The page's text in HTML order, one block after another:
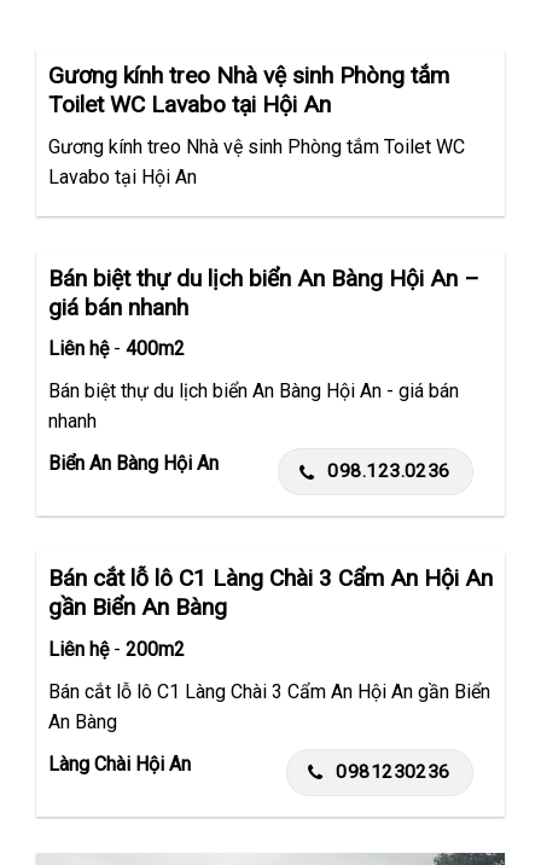
Gương kính treo Nhà vệ sinh Phòng tắm
Toilet WC Lavabo tại Hội An
Gương kính treo Nhà vệ sinh Phòng tắm Toilet WC
Lavabo tại Hội An
Bán biệt thự du lịch biển An Bàng Hội An –
giá bán nhanh
Liên hệ- 400m2
Bán biệt thự du lịch biển An Bàng Hội An - giá bán
nhanh
Biển An Bàng Hội An
098.123.0236
Bán cắt lỗ lô C1 Làng Chài 3 Cẩm An Hội An
gần Biển An Bàng
Liên hệ- 200m2
Bán cắt lỗ lô C1 Làng Chài 3 Cẩm An Hội An gần Biển
An Bàng
Làng Chài Hội An
0981230236